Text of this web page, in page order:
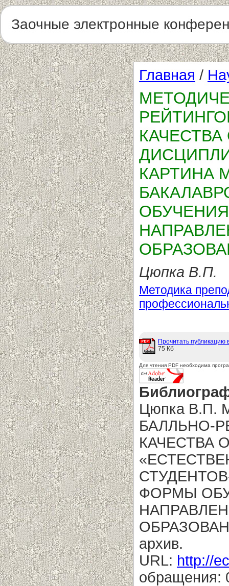
Заочные электронные
Главная /
КАРТИНА
Цюпка В.П.
Методика
Прочитать публикацию
75 Кб
Для чтения PDF необходима
Цюпка В.П.
БАЛЛЬНО-
КАЧЕСТВА
ФОРМЫ
архив.
URL: http://
обращения: